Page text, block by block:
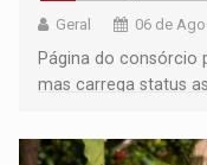
Geral 06 de
Página do consórcio
mas carrega status